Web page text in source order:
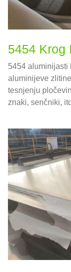
5454 Krog
5454 aluminijasti
aluminijeve
tesnjenju
znaki, senčniki,